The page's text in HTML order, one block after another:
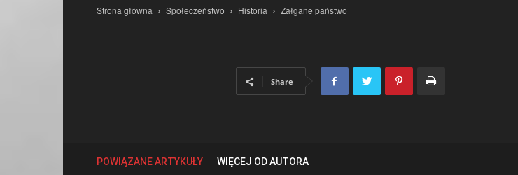
Strona główna Społeczeństwo Historia Załgane państwo
Share
POWIĄZANE ARTYKUŁY WIĘCEJ OD AUTORA